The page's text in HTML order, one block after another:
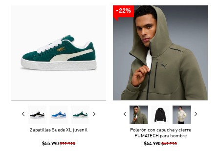
Zapatillas Suede XL juvenil
$55.990 $79.990
-22%
Polerón con capucha y cierre
PUMATECH para hombre
$54.990 $69.990